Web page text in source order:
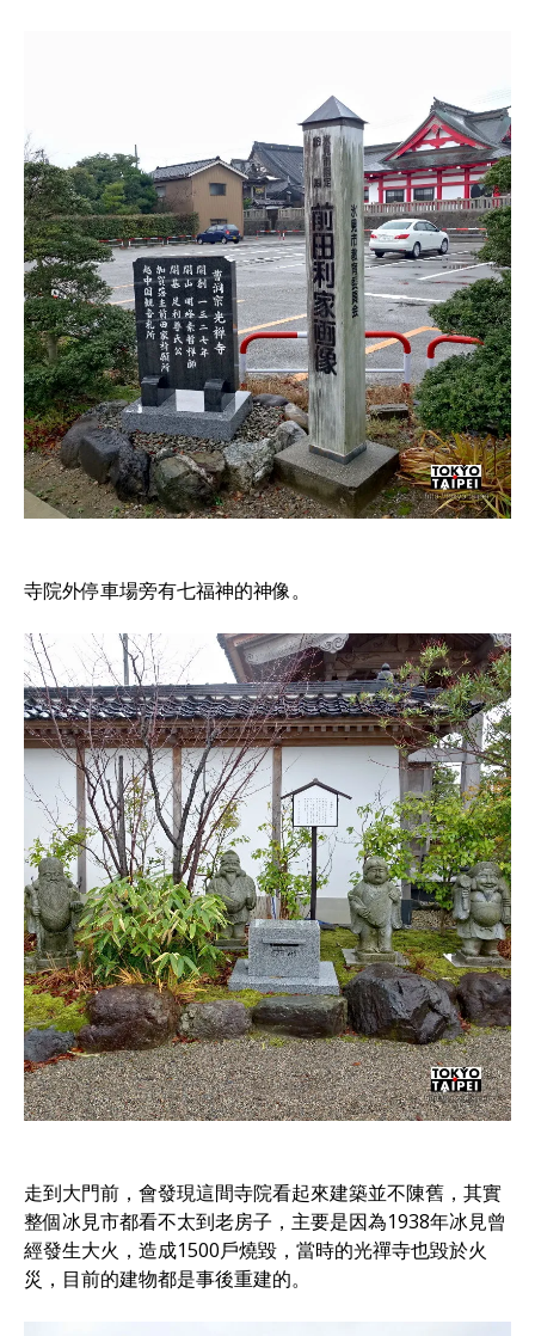
寺院外停車場旁有七福神的神像。
走到大門前，會發現這間寺院看起來建築並不陳舊，其實
整個冰見市都看不太到老房子，主要是因為1938年冰見曾
經發生大火，造成1500戶燒毀，當時的光禪寺也毀於火
災，目前的建物都是事後重建的。